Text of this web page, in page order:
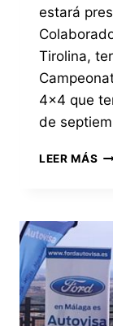
estará
Tirolina,
4×4 que
de
LEER MÁS
EL